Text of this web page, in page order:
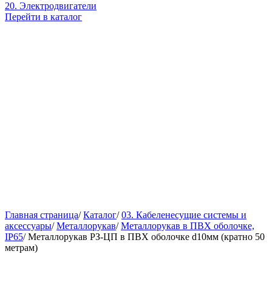
20. Электродвигатели
Перейти в каталог
Главная страница/ Каталог/ 03. Кабеленесущие системы и
аксессуары/ Металлорукав/ Металлорукав в ПВХ оболочке,
IP65/ Металлорукав РЗ-ЦП в ПВХ оболочке d10мм (кратно 50
метрам)